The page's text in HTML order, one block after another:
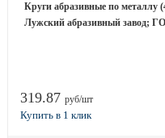
Круги абразивные по металлу
Лужский абразивный завод;
319.87 руб/шт